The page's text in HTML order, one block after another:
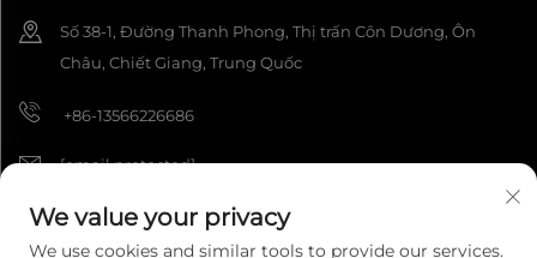
Số 38-1, Đường Thanh Phong, Thị trấn Côn Dương, Ôn
Châu, Chiết Giang, Trung Quốc
+86-13566226686
[email protected]
We value your privacy
We use cookies and similar tools to provide our services.